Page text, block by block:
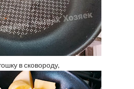
в сковороду,